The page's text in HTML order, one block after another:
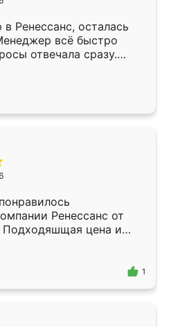
только здесь.
Ренессанс, осталась
всё быстро
отвечала сразу.
субботу, подошёл к
Собрали
аккуратно, даже
Ренессанс от
Подходяшщая цена и
Приехавший
Владислав
эскизу самый
1